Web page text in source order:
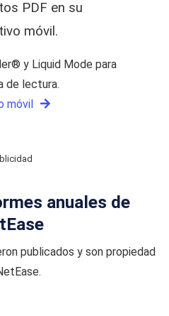
PDF en su
móvil.
y Liquid Mode para
de lectura.
móvil
anuales de
publicados y son propiedad